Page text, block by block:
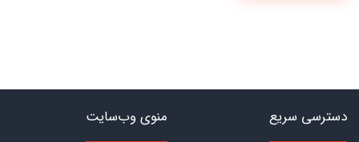
دسترسی سریع منوی وب‌سایت